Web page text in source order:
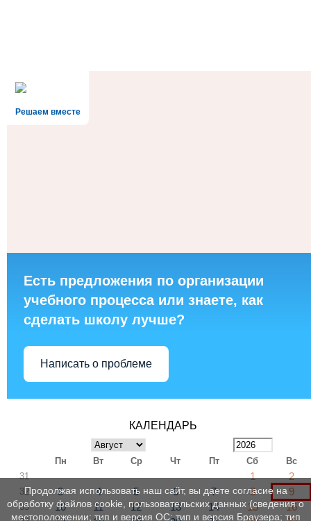
Решаем вместе
Есть предложения по организации
учебного процесса или знаете, как
сделать школу лучше?
Написать о проблеме
КАЛЕНДАРЬ
Пн Вт Ср Чт Пт Сб
Вс
31
1 2
32 3 4 5 6 7 8 9
33 10 11 12 13 14 15 16
Продолжая использовать наш сайт, вы даете согласие на
обработку файлов cookie, пользовательских данных (сведения о
местоположении; тип и версия ОС; тип и версия Браузера; тип